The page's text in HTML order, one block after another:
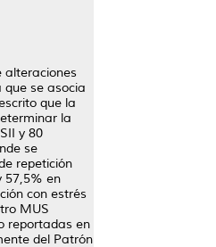
alteraciones
se asocia
que la
la
y 80
se
repetición
57,5% en
con estrés
MUS
reportadas en
del Patrón